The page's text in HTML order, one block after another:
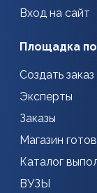
Вход на сайт
Площадка
Создать заказ
Эксперты
Заказы
Магазин
Каталог
ВУЗЫ